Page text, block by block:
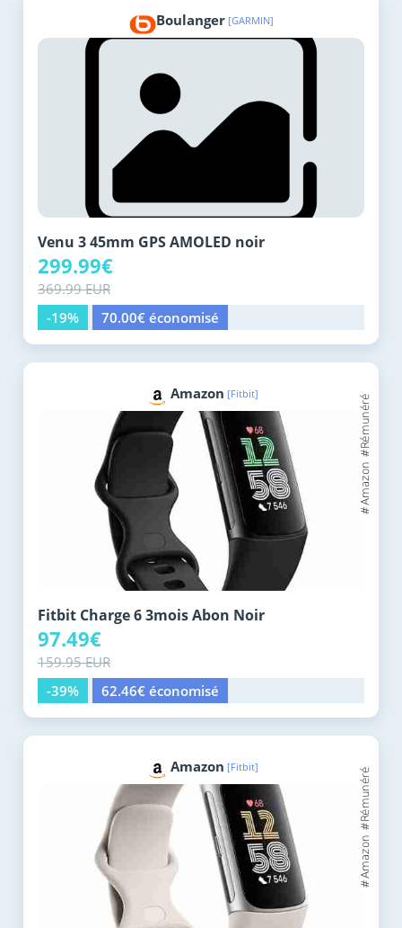
Boulanger [GARMIN]
Venu 3 45mm GPS AMOLED noir
299.99€
369.99 EUR
-19%
70.00€ économisé
Amazon [Fitbit]
Fitbit Charge 6 3mois Abon Noir
97.49€
159.95 EUR
-39%
62.46€ économisé
Amazon [Fitbit]